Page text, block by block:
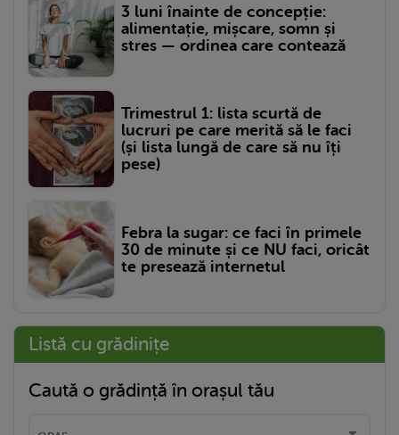
3 luni înainte de concepție:
alimentație, mișcare, somn și
stres — ordinea care contează
Trimestrul 1: lista scurtă de
lucruri pe care merită să le faci
(și lista lungă de care să nu îți
pese)
Febra la sugar: ce faci în primele
30 de minute și ce NU faci, oricât
te presează internetul
Listă cu grădinițe
Caută o grădință în orașul tău